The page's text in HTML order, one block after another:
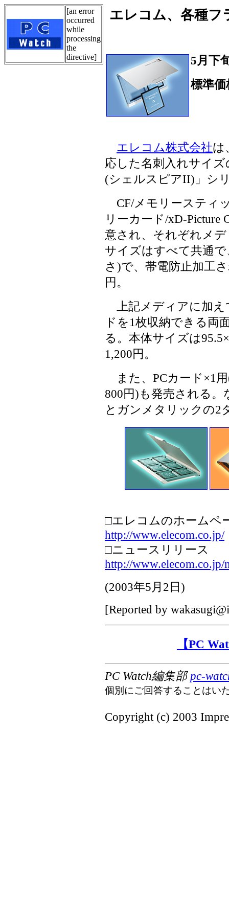
[an error
occurred
while
processing
the
directive]
エレコム、各種フ
5月下
標準価
エレコム株式会社は
応した名刺入れサイ
(シェルスピアII)」シ
CF/メモリースティ
リーカード/xD-Picture
意され、それぞれメ
サイズはすべて共通で
さ)で、帯電防止加工
円。
上記メディアに加え
ドを1枚収納できる両
る。本体サイズは
1,200円。
また、PCカード×1
800円)も発売される
とガンメタリックの2
□エレコムのホームペ
http://www.elecom.co.jp/
□ニュースリリース
http://www.elecom.co.jp/
(2003年5月2日 )
[Reported by
【PC
PC Watch編集部pc-
個別にご回答することはい
Copyright (c) 2003